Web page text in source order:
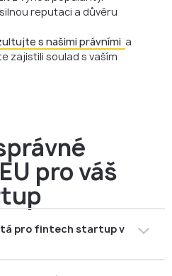
reputaci a důvěru
s našimi právními a
zajistili soulad s vaším
pro váš
pro fintech startup v